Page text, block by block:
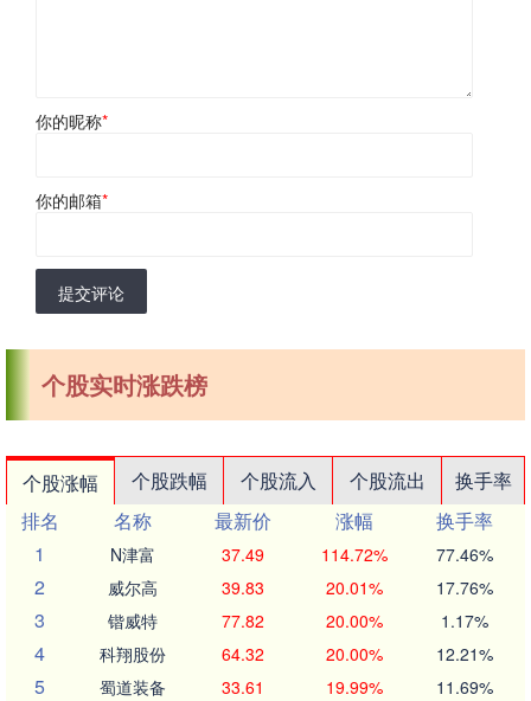
你的昵称*
你的邮箱*
提交评论
个股实时涨跌榜
个股涨幅 个股跌幅 个股流入 个股流出
换手率
排名
名称 最新价 涨幅
换手率
1
N津富 37.49 114.72% 77.46%
2 威尔高 39.83 20.01% 17.76%
3 锴威特 77.82 20.00% 1.17%
4 科翔股份 64.32 20.00% 12.21%
5 蜀道装备 33.61 19.99% 11.69%